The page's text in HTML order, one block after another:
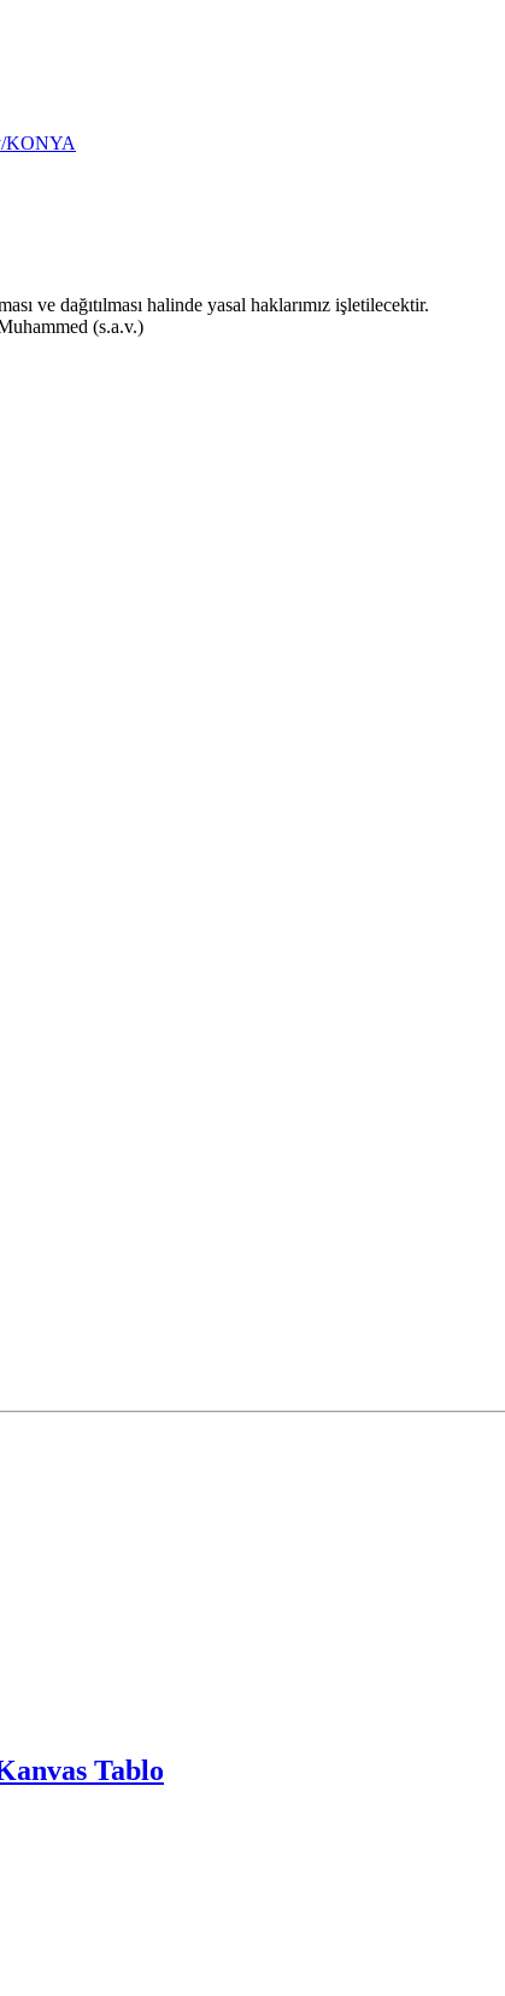
KONYA
ve dağıtılması halinde yasal haklarımız işletilecektir.
(s.a.v.)
Tablo